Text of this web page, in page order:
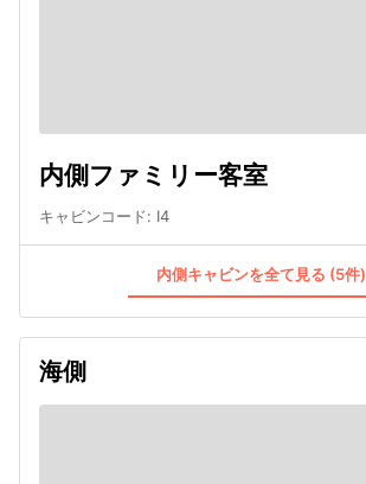
内側ファミリー客室
キャビンコード: I4
内側キャビンを全て見る (5件)
海側